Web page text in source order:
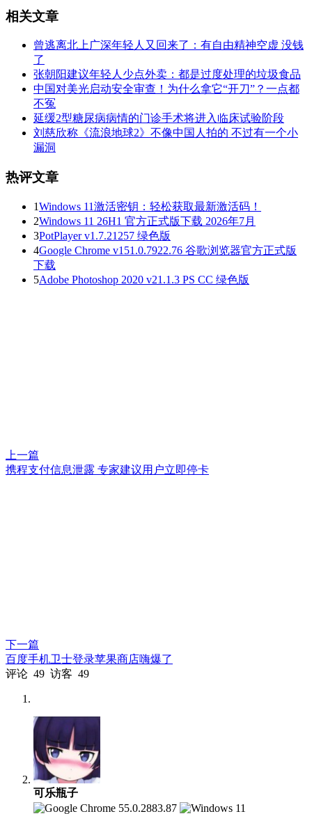
相关文章
曾逃离北上广深年轻人又回来了：有自由精神空虚 没钱
了
张朝阳建议年轻人少点外卖：都是过度处理的垃圾食品
中国对美光启动安全审查！为什么拿它“开刀”？一点都
不冤
延缓2型糖尿病病情的门诊手术将进入临床试验阶段
刘慈欣称《流浪地球2》不像中国人拍的 不过有一个小
漏洞
热评文章
1Windows 11激活密钥：轻松获取最新激活码！
2Windows 11 26H1 官方正式版下载 2026年7月
3PotPlayer v1.7.21257 绿色版
4Google Chrome v151.0.7922.76 谷歌浏览器官方正式版
下载
5Adobe Photoshop 2020 v21.1.3 PS CC 绿色版
上一篇
携程支付信息泄露 专家建议用户立即停卡
下一篇
百度手机卫士登录苹果商店嗨爆了
评论 49 访客 49
可乐瓶子